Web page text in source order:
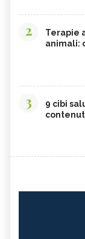
2
Terapie
animali:
3
9 cibi